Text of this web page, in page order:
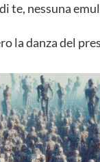
te, nessuna
la danza del